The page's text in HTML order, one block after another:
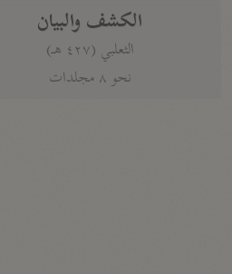
الكشف والبيان
الثعلبي (٤٢٧ هـ)
نحو ٨ مجلدات